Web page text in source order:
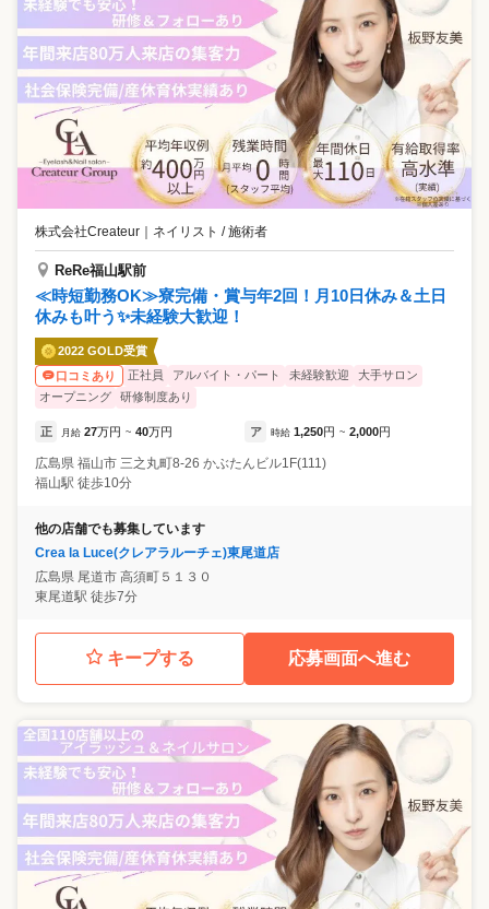
株式会社Createur ｜ ネイリスト / 施術者
ReRe福山駅前
≪時短勤務OK≫寮完備・賞与年2回！月10日休み＆土日
休みも叶う✨未経験大歓迎！
2022 GOLD受賞
口コミあり
正社員 アルバイト・パート 未経験歓迎
大手サロン
オープニング
研修制度あり
正 月給 27万円 ~ 40万円 ア 時給 1,250円 ~ 2,000円
広島県 福山市 三之丸町8-26 かぶたんビル1F(111)
福山駅 徒歩10分
他の店舗でも募集しています
Crea la Luce(クレアラルーチェ)東尾道店
広島県 尾道市 高須町５１３０
東尾道駅 徒歩7分
キープする 応募画面へ進む